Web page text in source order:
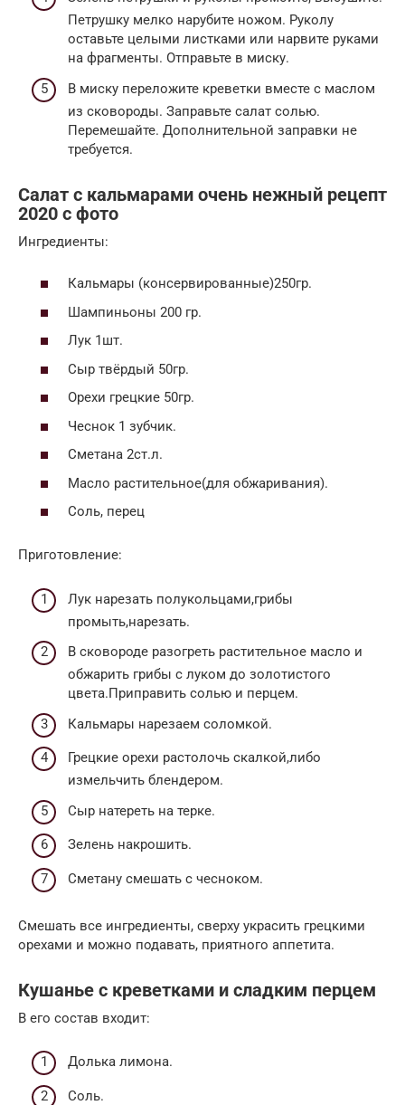
Петрушку мелко нарубите ножом. Руколу
оставьте целыми листками или нарвите руками
на фрагменты. Отправьте в миску.
В миску переложите креветки вместе с маслом
из сковороды. Заправьте салат солью.
Перемешайте. Дополнительной заправки не
требуется.
Cалат с кальмарами очень нежный рецепт
2020 с фото
Ингредиенты:
Кальмары (консервированные)250гр.
Шампиньоны 200 гр.
Лук 1шт.
Сыр твёрдый 50гр.
Орехи грецкие 50гр.
Чеснок 1 зубчик.
Сметана 2ст.л.
Масло растительное(для обжаривания).
Соль, перец
Приготовление:
Лук нарезать полукольцами,грибы
промыть,нарезать.
В сковороде разогреть растительное масло и
обжарить грибы с луком до золотистого
цвета.Приправить солью и перцем.
Кальмары нарезаем соломкой.
Грецкие орехи растолочь скалкой,либо
измельчить блендером.
Сыр натереть на терке.
Зелень накрошить.
Сметану смешать с чесноком.
Смешать все ингредиенты, сверху украсить грецкими
орехами и можно подавать, приятного аппетита.
Кушанье с креветками и сладким перцем
В его состав входит:
Долька лимона.
Соль.